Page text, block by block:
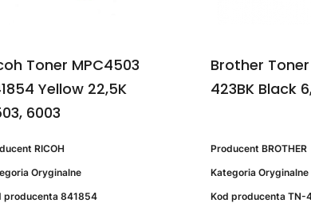
Toner MPC4503
Yellow 22,5K
6003
RICOH
Oryginalne
producenta841854
Brother
423BK Black
Producent BROTHER
Kategoria Oryginalne
Kod producenta TN-